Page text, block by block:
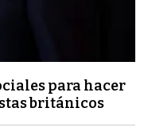
para hacer
británicos